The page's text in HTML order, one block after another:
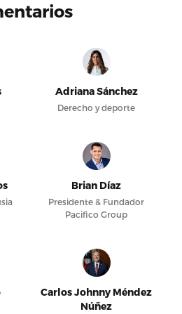
Adriana Sánchez
Derecho y deporte
Brian Díaz
Presidente & Fundador
Pacifico Group
Carlos Johnny Méndez
Núñez